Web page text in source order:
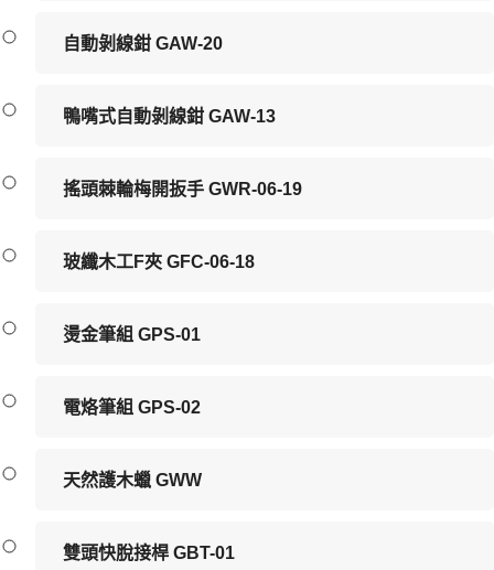
自動剝線鉗 GAW-20
鴨嘴式自動剝線鉗 GAW-13
搖頭棘輪梅開扳手 GWR-06-19
玻纖木工F夾 GFC-06-18
燙金筆組 GPS-01
電烙筆組 GPS-02
天然護木蠟 GWW
雙頭快脫接桿 GBT-01